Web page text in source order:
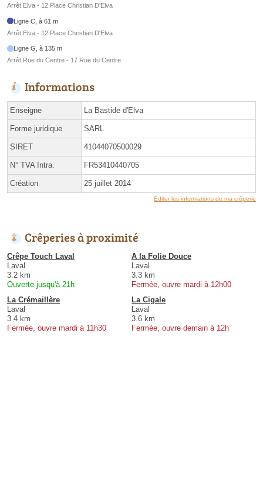
Arrêt Elva - 12 Place Christian D'Elva
Ligne C, à 61 m
Arrêt Elva - 12 Place Christian D'Elva
Ligne G, à 135 m
Arrêt Rue du Centre - 17 Rue du Centre
Informations
Enseigne La Bastide d'Elva
Forme juridique SARL
SIRET 41044070500029
N° TVA Intra. FR53410440705
Création 25 juillet 2014
Éditer les informations de ma crêperie
Crêperies à proximité
Crêpe Touch Laval
Laval
3.2 km
Ouverte jusqu'à 21h
A la Folie Douce
Laval
3.3 km
Fermée, ouvre mardi à 12h00
La Crémaillère
Laval
3.4 km
Fermée, ouvre mardi à 11h30
La Cigale
Laval
3.6 km
Fermée, ouvre demain à 12h